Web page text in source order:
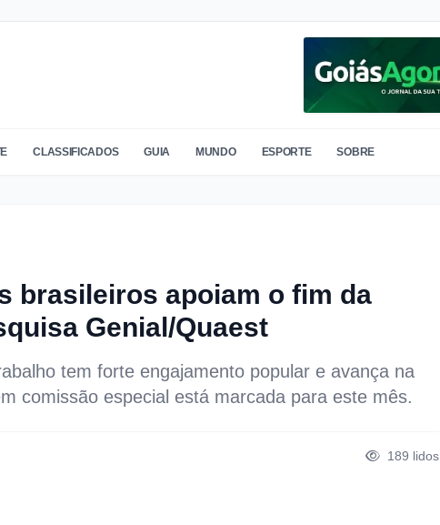
CLASSIFICADOS GUIA MUNDO ESPORTE SOBRE
brasileiros apoiam o fim da
Genial/Quaest
tem forte engajamento popular e avança na
comissão especial está marcada para este mês.
189 lidos